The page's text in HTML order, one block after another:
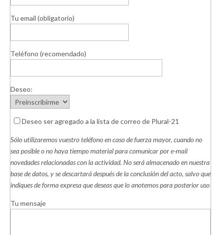
Tu email (obligatorio)
Teléfono (recomendado)
Deseo:
Deseo ser agregado a la lista de correo de Plural-21
Sólo utilizaremos vuestro teléfono en caso de fuerza mayor, cuando no
sea posible o no haya tiempo material para comunicar por e-mail
novedades relacionadas con la actividad. No será almacenado en nuestra
base de datos, y se descartará después de la conclusión del acto, salvo que
indiques de forma expresa que deseas que lo anotemos para posterior uso
Tu mensaje